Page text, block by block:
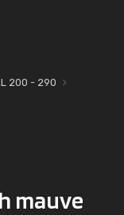
200 - 290
mauve